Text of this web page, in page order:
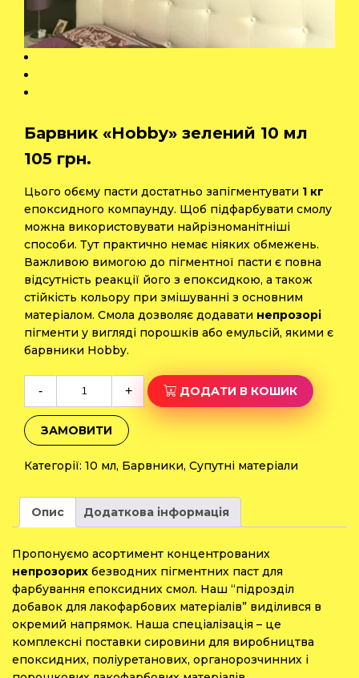
Барвник «Hobby» зелений 10 мл
105 грн.
Цього обєму пасти достатньо запігментувати 1 кг
епоксидного компаунду. Щоб підфарбувати смолу
можна використовувати найрізноманітніші
способи. Тут практично немає ніяких обмежень.
Важливою вимогою до пігментної пасти є повна
відсутність реакції його з епоксидкою, а також
стійкість кольору при змішуванні з основним
матеріалом. Смола дозволяє додавати непрозорі
пігменти у вигляді порошків або емульсій, якими є
барвники Hobby.
-
зелений
10
кількість
+ ДОДАТИ В КОШИК
ЗАМОВИТИ
Категорії: 10 мл, Барвники, Супутні матеріали
Опис Додаткова інформація
Пропонуємо асортимент концентрованих
непрозорих безводних пігментних паст для
фарбування епоксидних смол. Наш “підрозділ
добавок для лакофарбових матеріалів” виділився в
окремий напрямок. Наша спеціалізація – це
комплексні поставки сировини для виробництва
епоксидних, поліуретанових, органорозчинних і